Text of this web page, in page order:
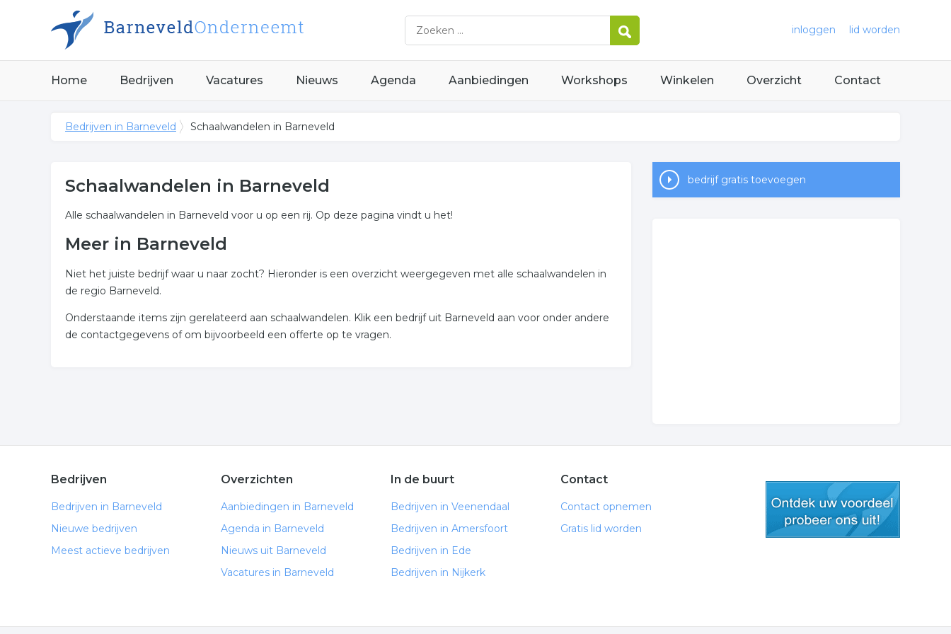
inloggen lid worden
Home Bedrijven Vacatures Nieuws Agenda Aanbiedingen Workshops Winkelen Overzicht Contact
Bedrijven in Barneveld Schaalwandelen in Barneveld
Schaalwandelen in Barneveld
Alle schaalwandelen in Barneveld voor u op een rij. Op deze pagina vindt u het!
Meer in Barneveld
Niet het juiste bedrijf waar u naar zocht? Hieronder is een overzicht weergegeven met alle schaalwandelen in
de regio Barneveld.
Onderstaande items zijn gerelateerd aan schaalwandelen. Klik een bedrijf uit Barneveld aan voor onder andere
de contactgegevens of om bijvoorbeeld een offerte op te vragen.
bedrijf gratis toevoegen
Bedrijven
Bedrijven in Barneveld
Nieuwe bedrijven
Meest actieve bedrijven
Overzichten
Aanbiedingen in Barneveld
Agenda in Barneveld
Nieuws uit Barneveld
Vacatures in Barneveld
In de buurt
Bedrijven in Veenendaal
Bedrijven in Amersfoort
Bedrijven in Ede
Bedrijven in Nijkerk
Contact
Contact opnemen
Gratis lid worden